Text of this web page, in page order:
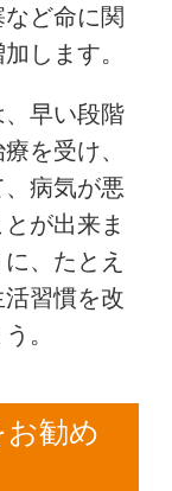
ど命に関
します。
、早い段階
を受け、
病気が悪
が出来ま
、たとえ
習慣を改
。
勧め